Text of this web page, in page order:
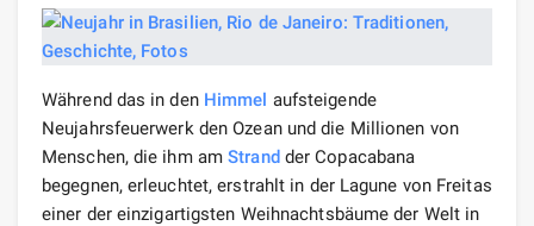
Während das in den Himmel aufsteigende
Neujahrsfeuerwerk den Ozean und die Millionen von
Menschen, die ihm amStrandder Copacabana
begegnen, erleuchtet, erstrahlt in der Lagune von Freitas
einer der einzigartigsten Weihnachtsbäume der Welt in